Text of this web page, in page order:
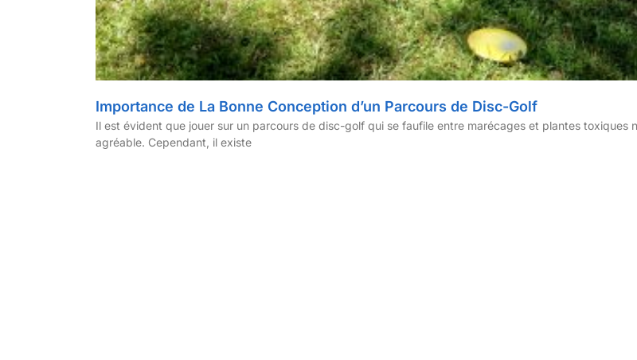
Importance de La Bonne Conception d’un Parcours de Disc-Golf
Il est évident que jouer sur un parcours de disc-golf qui se faufile entre marécages et plantes toxiques
agréable. Cependant, il existe